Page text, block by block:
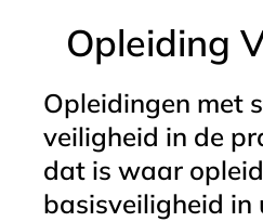
Opleiding
Opleidingen met
veiligheid in de
dat is waar
basisveiligheid in